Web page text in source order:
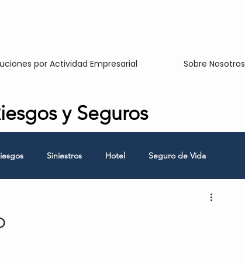
por Actividad Empresarial Sobre Nosotros
y Seguros
Siniestros Hotel Seguro de Vida